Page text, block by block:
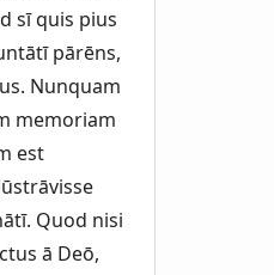
sī quis pius
pārēns,
Nunquam
memoriam
est
Quod nisi
ā Deō,